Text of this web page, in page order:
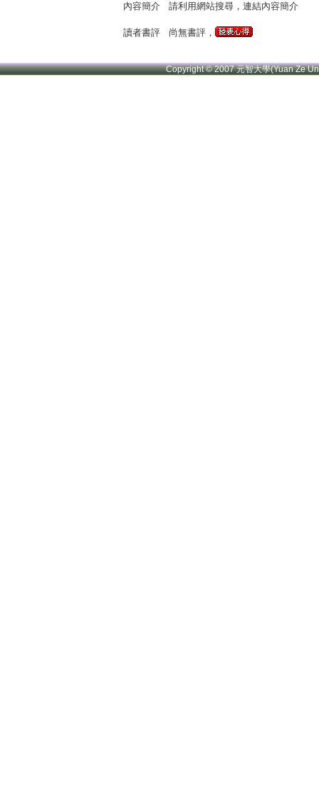
內容簡介 請利用網站搜尋，連結內容簡介
讀者書評 尚無書評，
Copyright © 2007 元智大學(Yuan Ze